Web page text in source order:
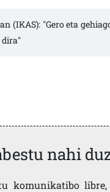
(IKAS): "Gero eta
nahi
komunikatibo